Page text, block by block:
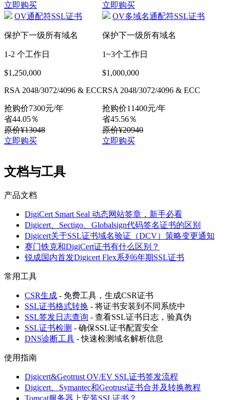
立即购买
立即购买
OV通配符SSL证书
保护下一级所有域名
1-2 个工作日
$1,250,000
RSA 2048/3072/4096 & ECC
抢购价7300元/年
省44.05％
原价¥13048
立即购买
OV多域名通配符SSL证书
保护下一级所有域名
1~3个工作日
$1,000,000
RSA 2048/3072/4096 & ECC
抢购价11400元/年
省45.56％
原价¥20940
立即购买
文档与工具
产品文档
DigiCert Smart Seal 动态网站签章，新手必看
Digicert、Sectigo、Globalsign代码签名证书的区别
Digicert关于SSL证书域名验证（DCV）策略变更通知
赛门铁克和DigiCert证书有什么区别？
锐成国内首发Digicert Flex系列6年期SSL证书
常用工具
CSR生成 - 免费工具，生成CSR证书
SSL证书格式转换 - 将证书安装到不同系统中
SSL签发日志查询 - 查看SSL证书日志，验真伪
SSL证书检测 - 确保SSL证书配置安全
DNS诊断工具 - 快速检测域名解析信息
使用指南
Digicert&Geotrust OV/EV SSL证书签发流程
Digicert、Symantec和Geotrust证书合并及转换教程
Tomcat服务器上安装SSL证书？